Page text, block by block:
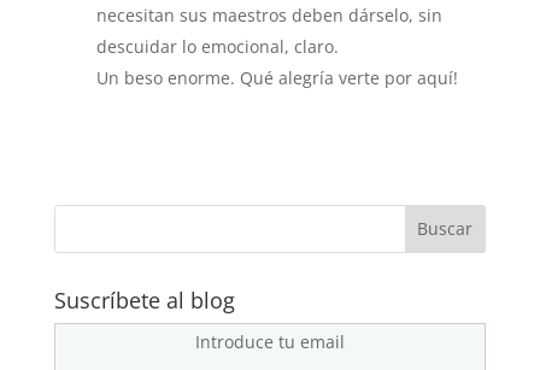
necesitan sus maestros deben dárselo, sin
descuidar lo emocional, claro.
Un beso enorme. Qué alegría verte por aquí!
Suscríbete al blog
Introduce tu email